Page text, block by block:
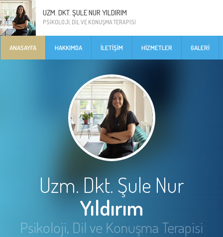
UZM. DKT. ŞULE NUR YILDIRIM
PSIKOLOJI, DIL VE KONUŞMA TERAPISI
ANASAYFA HAKKIMDA İLETIŞIM HIZMETLER GALERI
Uzm. Dkt. Şule Nur
Yıldırım
Psikoloji, Dil ve Konuşma Terapisi